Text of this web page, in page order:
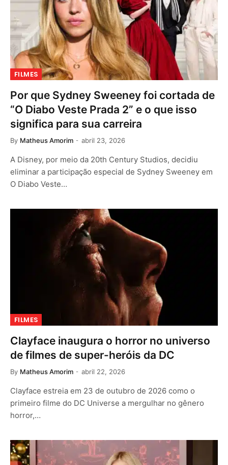
FILMES
Por que Sydney Sweeney foi cortada de
“O Diabo Veste Prada 2” e o que isso
significa para sua carreira
By Matheus Amorim abril 23, 2026
A Disney, por meio da 20th Century Studios, decidiu
eliminar a participação especial de Sydney Sweeney em
O Diabo Veste…
FILMES
Clayface inaugura o horror no universo
de filmes de super-heróis da DC
By Matheus Amorim abril 22, 2026
Clayface estreia em 23 de outubro de 2026 como o
primeiro filme do DC Universe a mergulhar no gênero
horror,…